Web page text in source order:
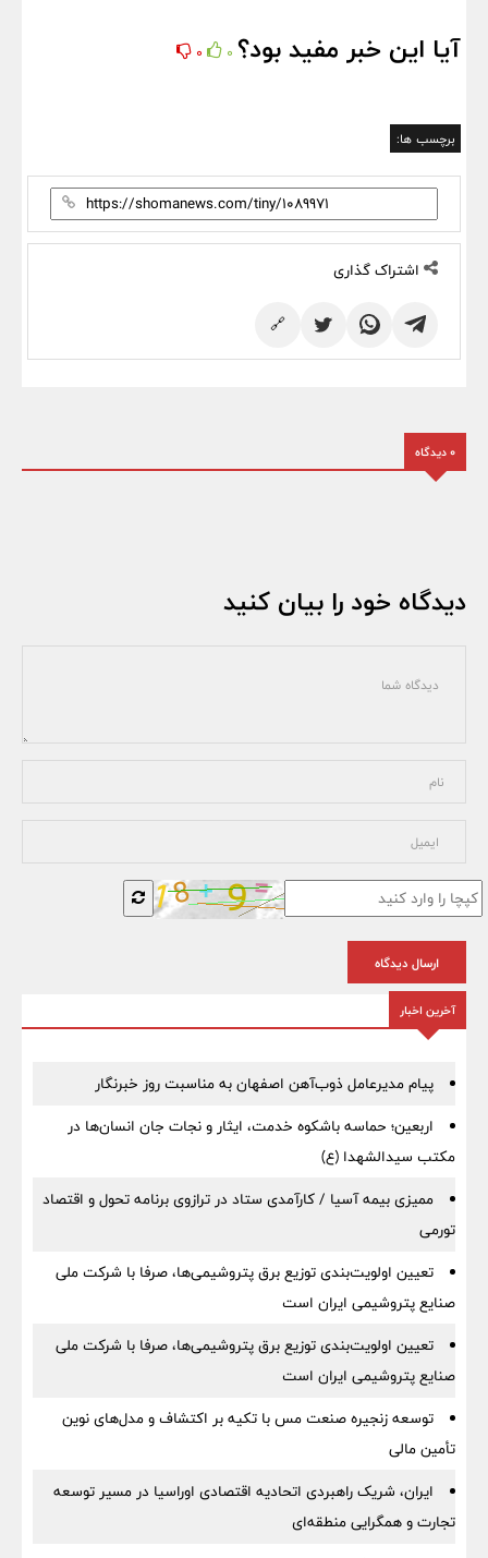
آیا این خبر مفید بود؟ 0
0
برچسب ها:
اشتراک گذاری
🔗
0 دیدگاه
دیدگاه خود را بیان کنید
ارسال دیدگاه
آخرین اخبار
پیام مدیرعامل ذوب‌آهن اصفهان به مناسبت روز خبرنگار
اربعین؛ حماسه باشکوه خدمت، ایثار و نجات جان انسان‌ها در
مکتب سیدالشهدا (ع)
ممیزی بیمه آسیا / کارآمدی ستاد در ترازوی برنامه تحول و اقتصاد
تورمی
تعیین اولویت‌بندی توزیع برق پتروشیمی‌ها، صرفا با شرکت ملی
صنایع پتروشیمی ایران است
تعیین اولویت‌بندی توزیع برق پتروشیمی‌ها، صرفا با شرکت ملی
صنایع پتروشیمی ایران است
توسعه زنجیره صنعت مس با تکیه بر اکتشاف و مدل‌های نوین
تأمین مالی
ایران، شریک راهبردی اتحادیه اقتصادی اوراسیا در مسیر توسعه
تجارت و همگرایی منطقه‌ای